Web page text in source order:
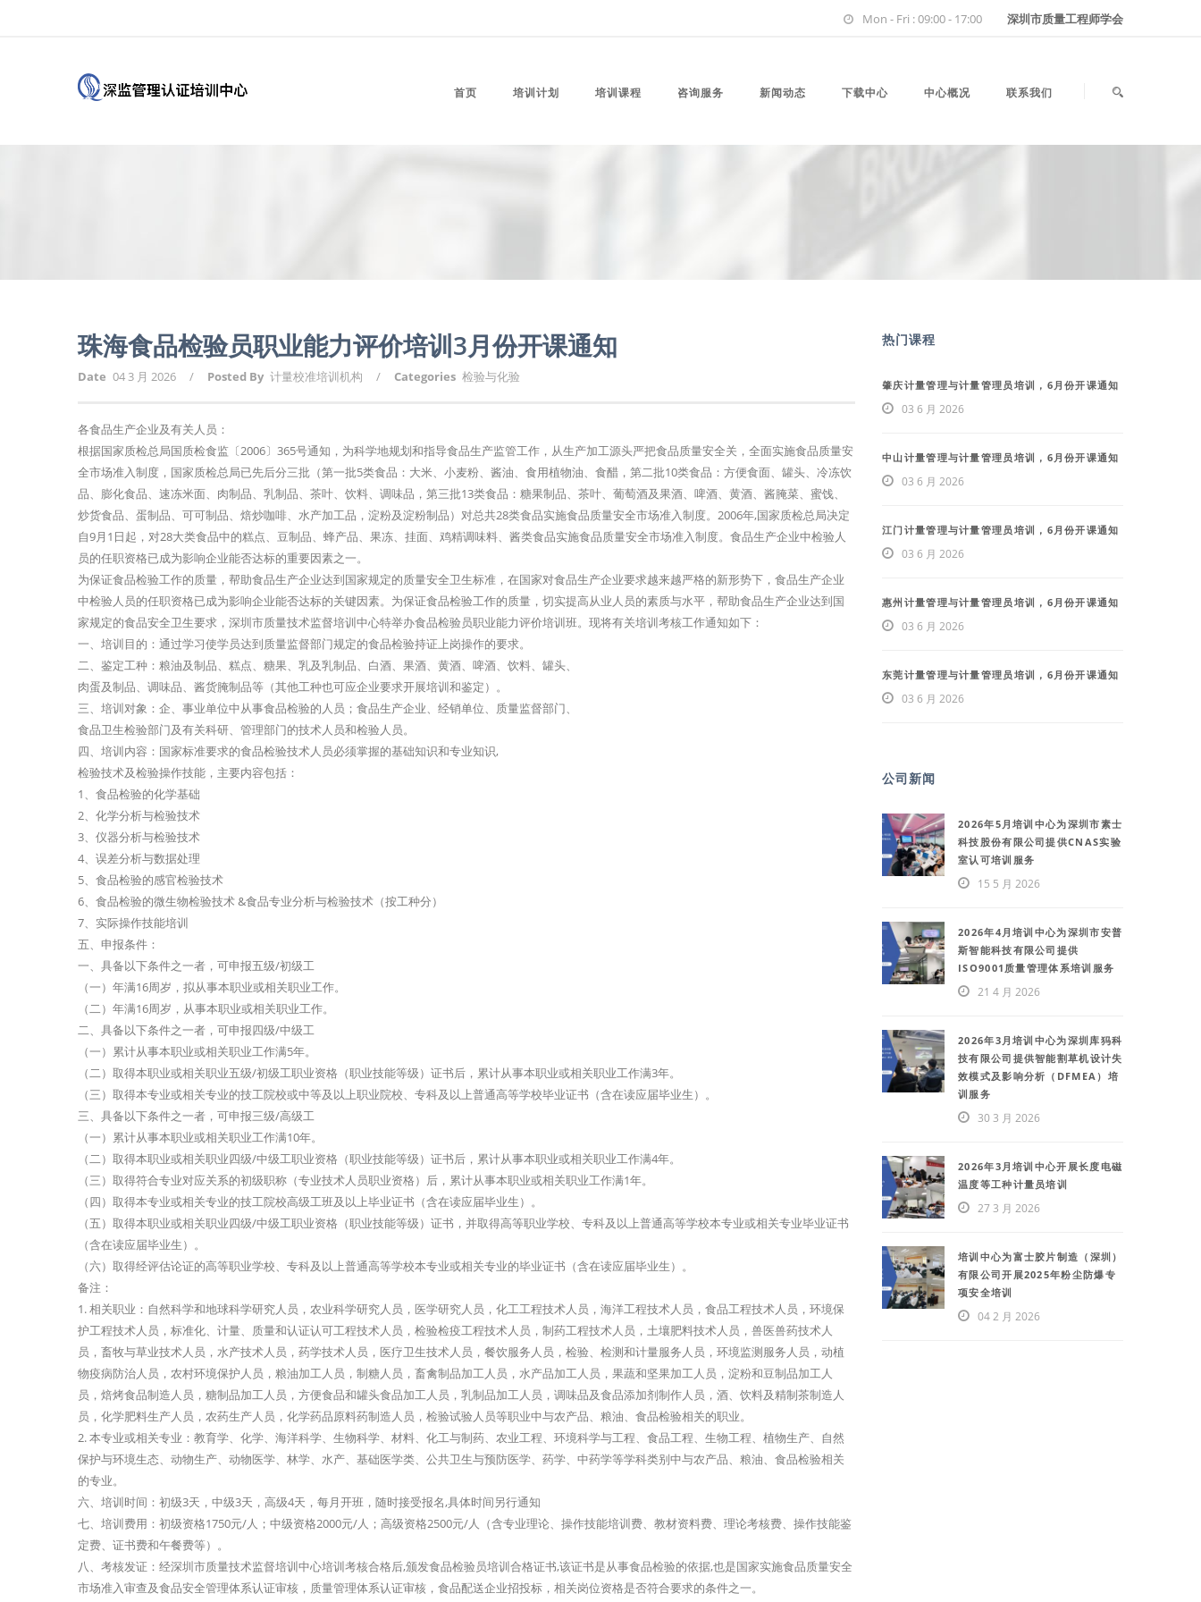
Mon - Fri : 09:00 - 17:00 深圳市质量工程师学会
首页 培训计划 培训课程 咨询服务 新闻动态 下载中心 中心概况 联系我们
珠海食品检验员职业能力评价培训3月份开课通知
Date 04 3 月 2026 / Posted By 计量校准培训机构 / Categories 检验与化验
各食品生产企业及有关人员：
根据国家质检总局国质检食监〔2006〕365号通知，为科学地规划和指导食品生产监管工作，从生产加工源头严把食品质量安全关，全面实施食品质量安
全市场准入制度，国家质检总局已先后分三批（第一批5类食品：大米、小麦粉、酱油、食用植物油、食醋，第二批10类食品：方便食面、罐头、冷冻饮
品、膨化食品、速冻米面、肉制品、乳制品、茶叶、饮料、调味品，第三批13类食品：糖果制品、茶叶、葡萄酒及果酒、啤酒、黄酒、酱腌菜、蜜饯、
炒货食品、蛋制品、可可制品、焙炒咖啡、水产加工品，淀粉及淀粉制品）对总共28类食品实施食品质量安全市场准入制度。2006年,国家质检总局决定
自9月1日起，对28大类食品中的糕点、豆制品、蜂产品、果冻、挂面、鸡精调味料、酱类食品实施食品质量安全市场准入制度。食品生产企业中检验人
员的任职资格已成为影响企业能否达标的重要因素之一。
为保证食品检验工作的质量，帮助食品生产企业达到国家规定的质量安全卫生标准，在国家对食品生产企业要求越来越严格的新形势下，食品生产企业
中检验人员的任职资格已成为影响企业能否达标的关键因素。为保证食品检验工作的质量，切实提高从业人员的素质与水平，帮助食品生产企业达到国
家规定的食品安全卫生要求，深圳市质量技术监督培训中心特举办食品检验员职业能力评价培训班。现将有关培训考核工作通知如下：
一、培训目的：通过学习使学员达到质量监督部门规定的食品检验持证上岗操作的要求。
二、鉴定工种：粮油及制品、糕点、糖果、乳及乳制品、白酒、果酒、黄酒、啤酒、饮料、罐头、
肉蛋及制品、调味品、酱货腌制品等（其他工种也可应企业要求开展培训和鉴定）。
三、培训对象：企、事业单位中从事食品检验的人员；食品生产企业、经销单位、质量监督部门、
食品卫生检验部门及有关科研、管理部门的技术人员和检验人员。
四、培训内容：国家标准要求的食品检验技术人员必须掌握的基础知识和专业知识,
检验技术及检验操作技能，主要内容包括：
1、食品检验的化学基础
2、化学分析与检验技术
3、仪器分析与检验技术
4、误差分析与数据处理
5、食品检验的感官检验技术
6、食品检验的微生物检验技术 &食品专业分析与检验技术（按工种分）
7、实际操作技能培训
五、申报条件：
一、具备以下条件之一者，可申报五级/初级工
（一）年满16周岁，拟从事本职业或相关职业工作。
（二）年满16周岁，从事本职业或相关职业工作。
二、具备以下条件之一者，可申报四级/中级工
（一）累计从事本职业或相关职业工作满5年。
（二）取得本职业或相关职业五级/初级工职业资格（职业技能等级）证书后，累计从事本职业或相关职业工作满3年。
（三）取得本专业或相关专业的技工院校或中等及以上职业院校、专科及以上普通高等学校毕业证书（含在读应届毕业生）。
三、具备以下条件之一者，可申报三级/高级工
（一）累计从事本职业或相关职业工作满10年。
（二）取得本职业或相关职业四级/中级工职业资格（职业技能等级）证书后，累计从事本职业或相关职业工作满4年。
（三）取得符合专业对应关系的初级职称（专业技术人员职业资格）后，累计从事本职业或相关职业工作满1年。
（四）取得本专业或相关专业的技工院校高级工班及以上毕业证书（含在读应届毕业生）。
（五）取得本职业或相关职业四级/中级工职业资格（职业技能等级）证书，并取得高等职业学校、专科及以上普通高等学校本专业或相关专业毕业证书
（含在读应届毕业生）。
（六）取得经评估论证的高等职业学校、专科及以上普通高等学校本专业或相关专业的毕业证书（含在读应届毕业生）。
备注：
1. 相关职业：自然科学和地球科学研究人员，农业科学研究人员，医学研究人员，化工工程技术人员，海洋工程技术人员，食品工程技术人员，环境保
护工程技术人员，标准化、计量、质量和认证认可工程技术人员，检验检疫工程技术人员，制药工程技术人员，土壤肥料技术人员，兽医兽药技术人
员，畜牧与草业技术人员，水产技术人员，药学技术人员，医疗卫生技术人员，餐饮服务人员，检验、检测和计量服务人员，环境监测服务人员，动植
物疫病防治人员，农村环境保护人员，粮油加工人员，制糖人员，畜禽制品加工人员，水产品加工人员，果蔬和坚果加工人员，淀粉和豆制品加工人
员，焙烤食品制造人员，糖制品加工人员，方便食品和罐头食品加工人员，乳制品加工人员，调味品及食品添加剂制作人员，酒、饮料及精制茶制造人
员，化学肥料生产人员，农药生产人员，化学药品原料药制造人员，检验试验人员等职业中与农产品、粮油、食品检验相关的职业。
2. 本专业或相关专业：教育学、化学、海洋科学、生物科学、材料、化工与制药、农业工程、环境科学与工程、食品工程、生物工程、植物生产、自然
保护与环境生态、动物生产、动物医学、林学、水产、基础医学类、公共卫生与预防医学、药学、中药学等学科类别中与农产品、粮油、食品检验相关
的专业。
六、培训时间：初级3天，中级3天，高级4天，每月开班，随时接受报名,具体时间另行通知
七、培训费用：初级资格1750元/人；中级资格2000元/人；高级资格2500元/人（含专业理论、操作技能培训费、教材资料费、理论考核费、操作技能鉴
定费、证书费和午餐费等）。
八、考核发证：经深圳市质量技术监督培训中心培训考核合格后,颁发食品检验员培训合格证书,该证书是从事食品检验的依据,也是国家实施食品质量安全
市场准入审查及食品安全管理体系认证审核，质量管理体系认证审核，食品配送企业招投标，相关岗位资格是否符合要求的条件之一。
热门课程
肇庆计量管理与计量管理员培训，6月份开课通知
03 6 月 2026
中山计量管理与计量管理员培训，6月份开课通知
03 6 月 2026
江门计量管理与计量管理员培训，6月份开课通知
03 6 月 2026
惠州计量管理与计量管理员培训，6月份开课通知
03 6 月 2026
东莞计量管理与计量管理员培训，6月份开课通知
03 6 月 2026
公司新闻
2026年5月培训中心为深圳市素士
科技股份有限公司提供CNAS实验
室认可培训服务
15 5 月 2026
2026年4月培训中心为深圳市安普
斯智能科技有限公司提供
ISO9001质量管理体系培训服务
21 4 月 2026
2026年3月培训中心为深圳库犸科
技有限公司提供智能割草机设计失
效模式及影响分析（DFMEA）培
训服务
30 3 月 2026
2026年3月培训中心开展长度电磁
温度等工种计量员培训
27 3 月 2026
培训中心为富士胶片制造（深圳）
有限公司开展2025年粉尘防爆专
项安全培训
04 2 月 2026